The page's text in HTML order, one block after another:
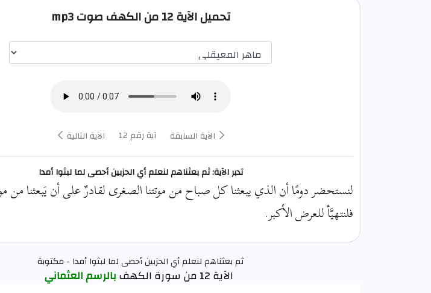
تحميل الآية 12 من الكهف صوت mp3
الآية السابقة آية رقم 12 الآية التالية
تدبر الآية: ثم بعثناهم لنعلم أي الحزبين أحصى لما لبثوا أمدا
لنستحضر دومًا أن الذي يبعثنا كل صباح من موتتنا الصغرى لقادرٌ على أن يَبعثنا من
فلنتهيَّأ للعرض الأكبر.
ثم بعثناهم لنعلم أي الحزبين أحصى لما لبثوا أمدا - مكتوبة
الآية 12 من سورة الكهف بالرسم العثماني